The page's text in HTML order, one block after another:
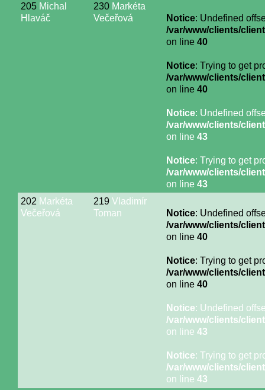
205 Michal
Hlaváč
230 Markéta
Večeřová
Notice: Undefined
/var/www/clients/
on line 40
Notice: Trying to get
/var/www/clients/
on line 40
Notice: Undefined
/var/www/clients/
on line 43
Notice: Trying to get
/var/www/clients/
on line 43
202 Markéta
Večeřová
219 Vladimír
Toman
Notice: Undefined
/var/www/clients/
on line 40
Notice: Trying to get
/var/www/clients/
on line 40
Notice: Undefined
/var/www/clients/
on line 43
Notice: Trying to get
/var/www/clients/
on line 43